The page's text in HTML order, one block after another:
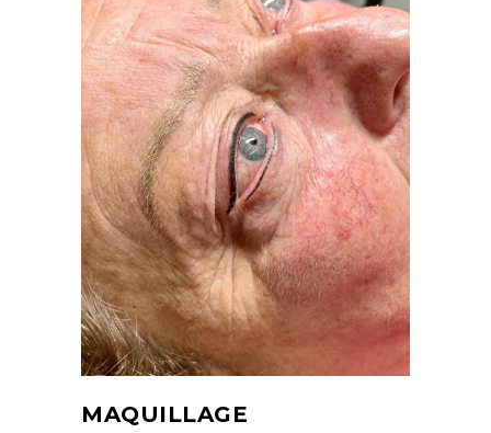
MAQUILLAGE